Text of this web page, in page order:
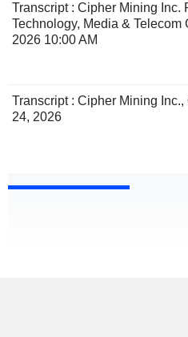
Transcript : Cipher Mining Inc.
Technology, Media & Telecom
2026 10:00 AM
Transcript : Cipher Mining
24, 2026